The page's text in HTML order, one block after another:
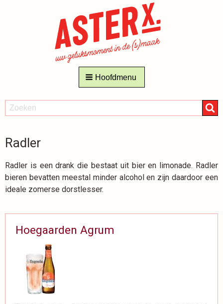
Hoofdmenu
ZOEKEN
Zoeken
Radler
Radler is een drank die bestaat uit bier en limonade. Radler
bieren bevatten meestal minder alcohol en zijn daardoor een
ideale zomerse dorstlesser.
Hoegaarden Agrum